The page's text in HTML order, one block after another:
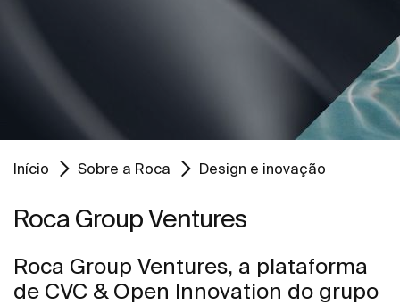
Início Sobre a Roca Design e inovação
Roca Group Ventures
Roca Group Ventures, a plataforma
de CVC & Open Innovation do grupo